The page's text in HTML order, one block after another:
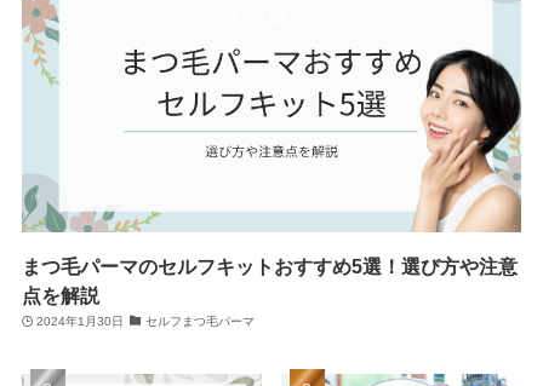
まつ毛パーマのセルフキットおすすめ5選！選び方や注意
点を解説
2024年1月30日 セルフまつ毛パーマ